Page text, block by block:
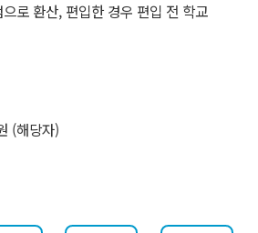
로 환산, 편입한 경우 편입 전 학교
(해당자)